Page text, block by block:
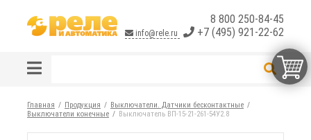
8 800 250-84-45
info@rele.ru +7 (495) 921-22-62
Главная Продукция
Выключатели. Датчики бесконтактные
Выключатели конечные
Выключатель ВП-15-21-261-54У2.8